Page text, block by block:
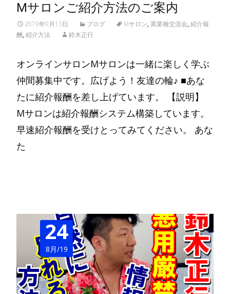
Mサロンご紹介方法のご案内
2019年9月13日 ブログ Mサロン,異業種交流会,紹介報
酬,紹介方法 鈴木正行
オンラインサロンMサロンは一緒に楽しく学ぶ
仲間募集中です。広げよう！友達の輪♪ ■あな
たに紹介報酬を差し上げています。 【説明】
Mサロンは紹介報酬システム構築しています。
早速紹介報酬を受けとってみてください。 あな
た
24
8月/19